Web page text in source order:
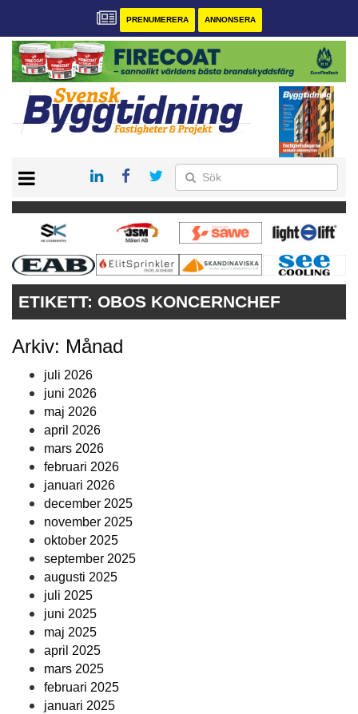
PRENUMERERA ANNONSERA
PRENUMERERA
VÅRA ANDRA MAGASIN
ANNONSERA
KONTAKT
ETIKETT: OBOS KONCERNCHEF
Arkiv: Månad
juli 2026
juni 2026
maj 2026
april 2026
mars 2026
februari 2026
januari 2026
december 2025
november 2025
oktober 2025
september 2025
augusti 2025
juli 2025
juni 2025
maj 2025
april 2025
mars 2025
februari 2025
januari 2025